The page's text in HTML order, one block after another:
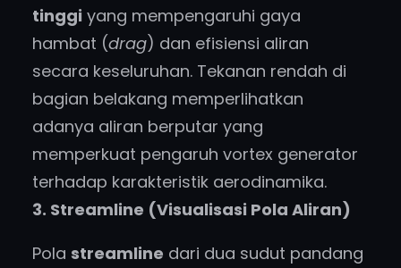
tinggi yang mempengaruhi gaya
hambat (drag) dan efisiensi aliran
secara keseluruhan. Tekanan rendah di
bagian belakang memperlihatkan
adanya aliran berputar yang
memperkuat pengaruh vortex generator
terhadap karakteristik aerodinamika.
3. Streamline (Visualisasi Pola Aliran)
Pola streamline dari dua sudut pandang